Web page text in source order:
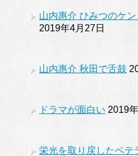
山内惠介 ひみつのケ
2019年4月27日
山内惠介 秋田で舌鼓
ドラマが面白い 2019
栄光を取り戻したベテ